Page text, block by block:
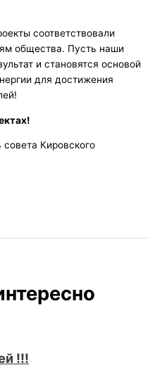
соответствовали
общества. Пусть наши
и становятся основой
для достижения
Кировского
!!!